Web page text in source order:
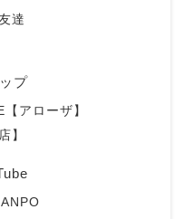
達
プ
アローザ】
】